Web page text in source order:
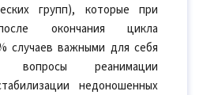
групп), которые при
окончания цикла
случаев важными для себя
вопросы реанимации
недоношенных